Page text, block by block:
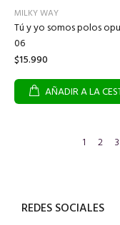
MILKY WAY
Tú y yo somos polos
06
$15.990
AÑADIR A LA
1 2 3
REDES SOCIALES